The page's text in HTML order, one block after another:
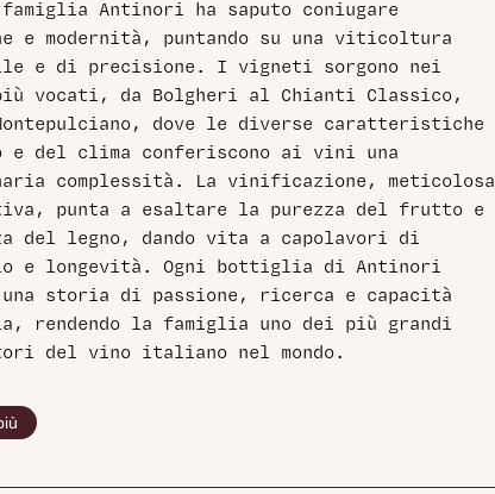
Antinori ha saputo coniugare
e modernità, puntando su una viticoltura
e di precisione. I vigneti sorgono nei
vocati, da Bolgheri al Chianti Classico,
dove le diverse caratteristiche
e del clima conferiscono ai vini una
complessità. La vinificazione, meticolosa
punta a esaltare la purezza del frutto e
del legno, dando vita a capolavori di
e longevità. Ogni bottiglia di Antinori
una storia di passione, ricerca e capacità
rendendo la famiglia uno dei più grandi
del vino italiano nel mondo.